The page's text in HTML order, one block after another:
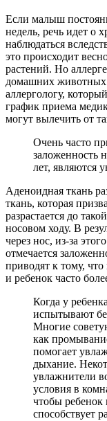
Если малыш
недель, речь идет о
наблюдаться
это происходит
растений. Но
домашних животных.
аллергологу,
график приема
могут вылечить от
Очень часто
заложенность
лет, являются
Аденоидная ткань
ткань, которая
разрастается до
носовом ходу. В
через нос, из-за
отмечается
приводят к тому,
и ребенок часто
Когда у
испытывают
Многие
как
помогает
дыхание.
увлажнители
условия в
чтобы ребенок
способствует